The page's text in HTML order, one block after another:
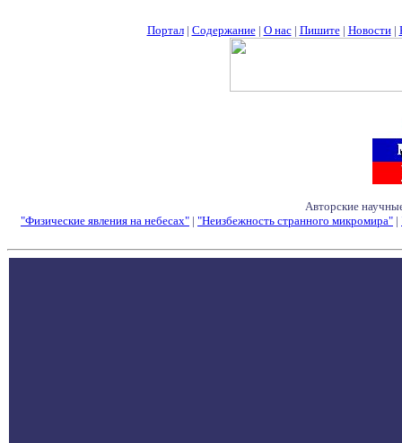
Портал| Содержание| О нас| Пишите| Новости|
Авторские
"Физические явления на небесах" | "Неизбежность странного микромира" |